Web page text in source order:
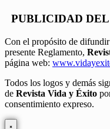
PUBLICIDAD
Con el propósito de
presente Reglamento,
página web:
Todos los logos y demás
de Revista Vida y Éxito
consentimiento expreso.
×